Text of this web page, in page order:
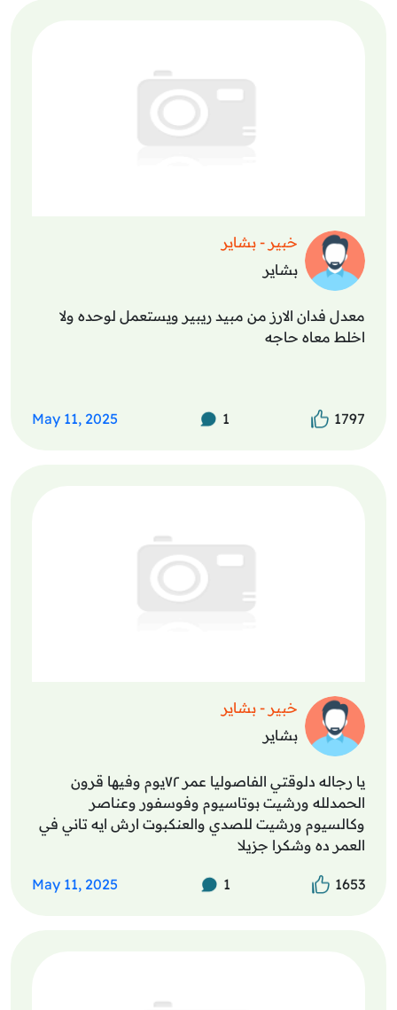
خبير - بشاير
بشاير
معدل فدان الارز من مبيد ريبير ويستعمل لوحده ولا
اخلط معاه حاجه
1797
1
May 11, 2025
خبير - بشاير
بشاير
يا رجاله دلوقتي الفاصوليا عمر ٧٢يوم وفيها قرون
الحمدلله ورشيت بوتاسيوم وفوسفور وعناصر
وكالسيوم ورشيت للصدي والعنكبوت ارش ايه تاني في
العمر ده وشكرا جزيلا
1653
1
May 11, 2025